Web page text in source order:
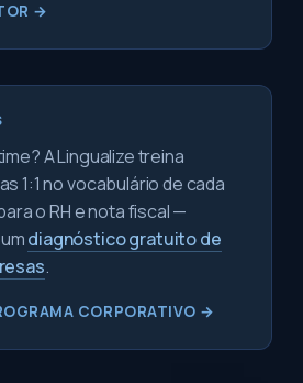
→
A Lingualize treina
1:1 no vocabulário de cada
o RH e nota fiscal —
diagnóstico gratuito de
.
CORPORATIVO →